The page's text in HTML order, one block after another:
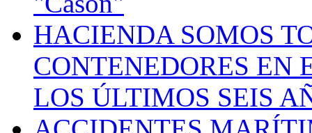
HACIENDA SOMOS
CONTENEDORES EN
LOS ÚLTIMOS SEIS